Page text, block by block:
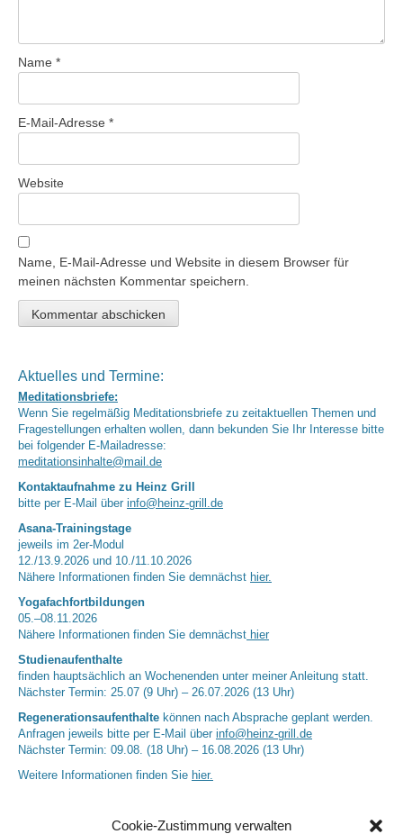
Cookie-Zustimmung verwalten
Name *
E-Mail-Adresse *
Website
Name, E-Mail-Adresse und Website in diesem Browser für
meinen nächsten Kommentar speichern.
Aktuelles und Termine:
Meditationsbriefe:
Wenn Sie regelmäßig Meditationsbriefe zu zeitaktuellen Themen und
Fragestellungen erhalten wollen, dann bekunden Sie Ihr Interesse bitte
bei folgender E-Mailadresse:
meditationsinhalte@mail.de
Kontaktaufnahme zu Heinz Grill
bitte per E-Mail über info@heinz-grill.de
Asana-Trainingstage
jeweils im 2er-Modul
12./13.9.2026 und 10./11.10.2026
Nähere Informationen finden Sie demnächst hier.
Yogafachfortbildungen
05.–08.11.2026
Nähere Informationen finden Sie demnächst hier
Studienaufenthalte
finden hauptsächlich an Wochenenden unter meiner Anleitung statt.
Nächster Termin: 25.07 (9 Uhr) – 26.07.2026 (13 Uhr)
Regenerationsaufenthalte können nach Absprache geplant werden.
Anfragen jeweils bitte per E-Mail über info@heinz-grill.de
Nächster Termin: 09.08. (18 Uhr) – 16.08.2026 (13 Uhr)
Weitere Informationen finden Sie hier.